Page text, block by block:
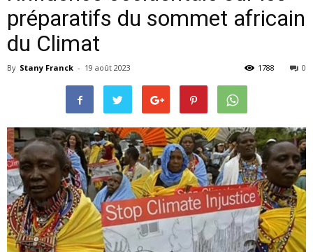
préparatifs du sommet africain
du Climat
By Stany Franck - 19 août 2023 0
1788